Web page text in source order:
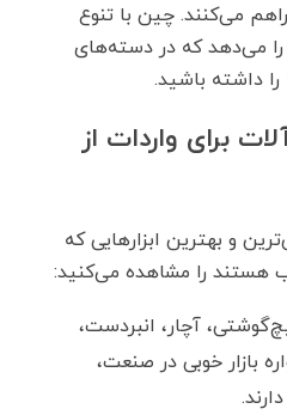
می‌کنند. چین با تنوع
را می‌دهد که در دسته‌های
داشته باشید.
برای واردات از
و بهترین ابزارهایی که
هستند را مشاهده می‌کنید:
آچار، انبردست،
بازار خوبی در صنعت،